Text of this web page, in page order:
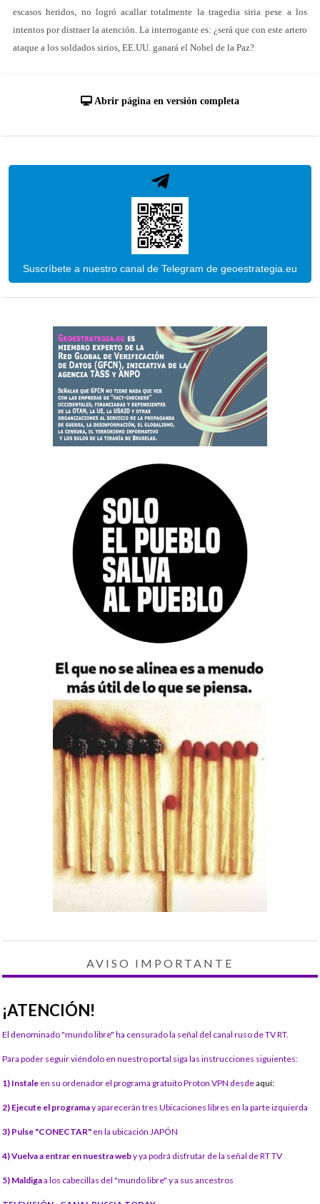
escasos heridos, no logró acallar totalmente la tragedia siria pese a los
intentos por distraer la atención. La interrogante es: ¿será que con este artero
ataque a los soldados sirios, EE.UU. ganará el Nobel de la Paz?
Abrir página en versión completa
Suscríbete a nuestro canal de Telegram de geoestrategia.eu
AVISO IMPORTANTE
¡ATENCIÓN!
El denominado "mundo libre" ha censurado la señal del canal ruso de TV RT.
Para poder seguir viéndolo en nuestro portal siga las instrucciones siguientes:
1) Instale en su ordenador el programa gratuito Proton VPN desdeaquí:
2) Ejecute el programay aparecerán tres Ubicaciones libres en la parte izquierda
3) Pulse "CONECTAR" en la ubicación JAPÓN
4) Vuelva a entrar en nuestra weby ya podrá disfrutar de la señal de RT TV
5) Maldigaa los cabecillas del "mundo libre" y a sus ancestros